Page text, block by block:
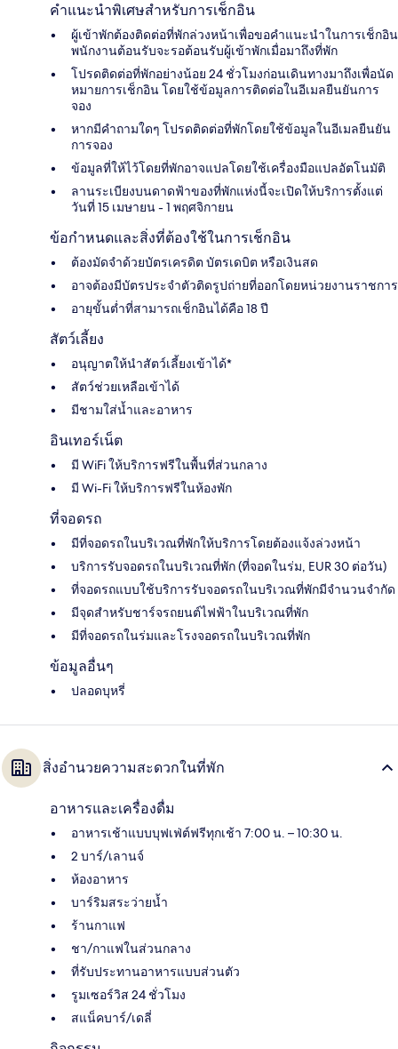
คำแนะนำพิเศษสำหรับการเช็กอิน
ผู้เข้าพักต้องติดต่อที่พักล่วงหน้าเพื่อขอคำแนะนำในการเช็กอิน
พนักงานต้อนรับจะรอต้อนรับผู้เข้าพักเมื่อมาถึงที่พัก
โปรดติดต่อที่พักอย่างน้อย 24 ชั่วโมงก่อนเดินทางมาถึงเพื่อนัด
หมายการเช็กอิน โดยใช้ข้อมูลการติดต่อในอีเมลยืนยันการ
จอง
หากมีคำถามใดๆ โปรดติดต่อที่พักโดยใช้ข้อมูลในอีเมลยืนยัน
การจอง
ข้อมูลที่ให้ไว้โดยที่พักอาจแปลโดยใช้เครื่องมือแปลอัตโนมัติ
ลานระเบียงบนดาดฟ้าของที่พักแห่งนี้จะเปิดให้บริการตั้งแต่
วันที่ 15 เมษายน - 1 พฤศจิกายน
ข้อกำหนดและสิ่งที่ต้องใช้ในการเช็กอิน
ต้องมัดจำด้วยบัตรเครดิต บัตรเดบิต หรือเงินสด
อาจต้องมีบัตรประจำตัวติดรูปถ่ายที่ออกโดยหน่วยงานราชการ
อายุขั้นต่ำที่สามารถเช็กอินได้คือ 18 ปี
สัตว์เลี้ยง
อนุญาตให้นำสัตว์เลี้ยงเข้าได้*
สัตว์ช่วยเหลือเข้าได้
มีชามใส่น้ำและอาหาร
อินเทอร์เน็ต
มี WiFi ให้บริการฟรีในพื้นที่ส่วนกลาง
มี Wi-Fi ให้บริการฟรีในห้องพัก
ที่จอดรถ
มีที่จอดรถในบริเวณที่พักให้บริการโดยต้องแจ้งล่วงหน้า
บริการรับจอดรถในบริเวณที่พัก (ที่จอดในร่ม, EUR 30 ต่อวัน)
ที่จอดรถแบบใช้บริการรับจอดรถในบริเวณที่พักมีจำนวนจำกัด
มีจุดสำหรับชาร์จรถยนต์ไฟฟ้าในบริเวณที่พัก
มีที่จอดรถในร่มและโรงจอดรถในบริเวณที่พัก
ข้อมูลอื่นๆ
ปลอดบุหรี่
สิ่งอำนวยความสะดวกในที่พัก
อาหารและเครื่องดื่ม
อาหารเช้าแบบบุฟเฟ่ต์ฟรีทุกเช้า 7:00 น. – 10:30 น.
2 บาร์/เลานจ์
ห้องอาหาร
บาร์ริมสระว่ายน้ำ
ร้านกาแฟ
ชา/กาแฟในส่วนกลาง
ที่รับประทานอาหารแบบส่วนตัว
รูมเซอร์วิส 24 ชั่วโมง
สแน็คบาร์/เดลี่